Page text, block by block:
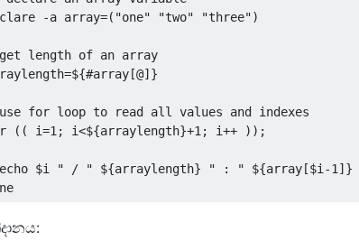
-a array=( "one" "two" "three")
length of an array
=${#array[@]}
for loop to read all values and indexes
(( i=1 ; i<${arraylength}+1 ; i++
));
$i
" / " ${arraylength} " : " ${array[$i -1 ]}